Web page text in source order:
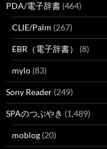
PDA/電子辞書 (464)
CLIE/Palm (267)
EBR（電子辞書） (8)
mylo (83)
Sony Reader (249)
SPAのつぶやき (1,489)
moblog (20)